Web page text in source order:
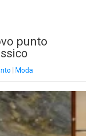
punto
Moda